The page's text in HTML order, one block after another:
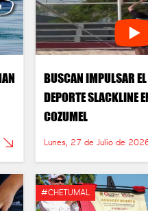
BUSCAN IMPULSAR
DEPORTE SLACKLINE
COZUMEL
Lunes, 27 de Julio de
#CHETUMAL